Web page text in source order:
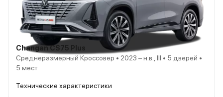
Changan CS75 Plus
Среднеразмерный Кроссовер • 2023 – н.в., III • 5 дверей •
5 мест
Технические характеристики